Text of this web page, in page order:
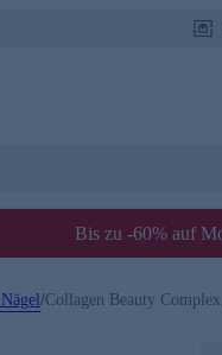
Bis zu -60% auf
/Collagen Beauty